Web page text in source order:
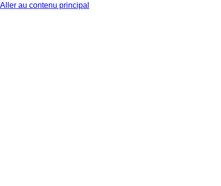
Aller au contenu principal